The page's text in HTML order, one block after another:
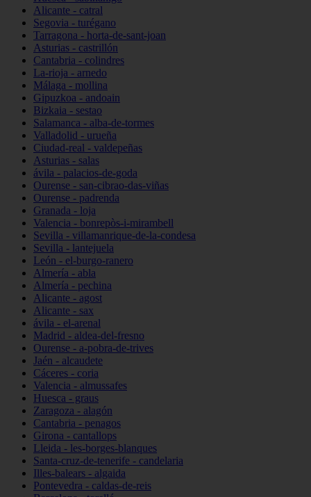
Alicante - catral
Segovia - turégano
Tarragona - horta-de-sant-joan
Asturias - castrillón
Cantabria - colindres
La-rioja - arnedo
Málaga - mollina
Gipuzkoa - andoain
Bizkaia - sestao
Salamanca - alba-de-tormes
Valladolid - urueña
Ciudad-real - valdepeñas
Asturias - salas
ávila - palacios-de-goda
Ourense - san-cibrao-das-viñas
Ourense - padrenda
Granada - loja
Valencia - bonrepòs-i-mirambell
Sevilla - villamanrique-de-la-condesa
Sevilla - lantejuela
León - el-burgo-ranero
Almería - abla
Almería - pechina
Alicante - agost
Alicante - sax
ávila - el-arenal
Madrid - aldea-del-fresno
Ourense - a-pobra-de-trives
Jaén - alcaudete
Cáceres - coria
Valencia - almussafes
Huesca - graus
Zaragoza - alagón
Cantabria - penagos
Girona - cantallops
Lleida - les-borges-blanques
Santa-cruz-de-tenerife - candelaria
Illes-balears - algaida
Pontevedra - caldas-de-reis